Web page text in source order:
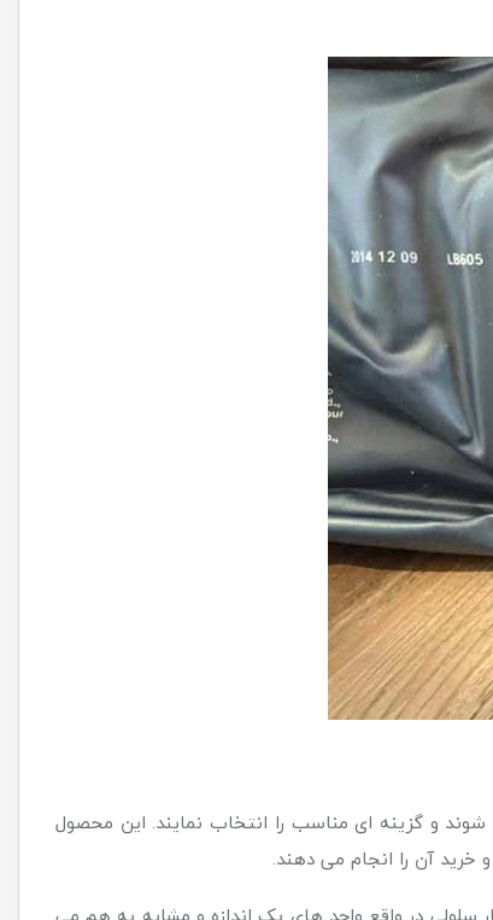
و گزینه ای مناسب را انتخاب نمایند. این محصول
خرید آن را انجام می دهند.